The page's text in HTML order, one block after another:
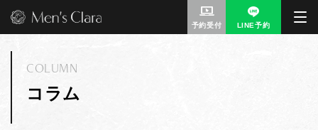
予約受付 LINE予約
コラム
COLUMN